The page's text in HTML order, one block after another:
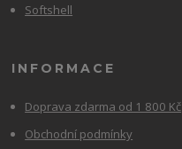
Softshell
INFORMACE
Doprava zdarma od 1 800 Kč
Obchodní podmínky